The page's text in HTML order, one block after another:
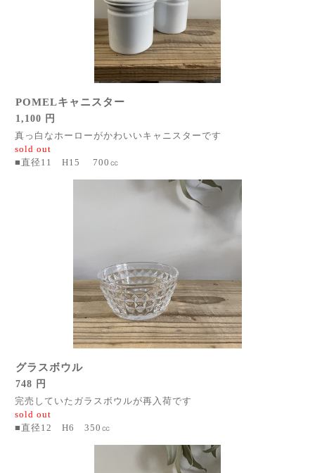
POMELキャニスター
1,100 円
真っ白なホーローがかわいいキャニスターです
sold out
■直径11 H15 700㏄
グラスボウル
748 円
完売していたガラスボウルが再入荷です
sold out
■直径12 H6 350㏄